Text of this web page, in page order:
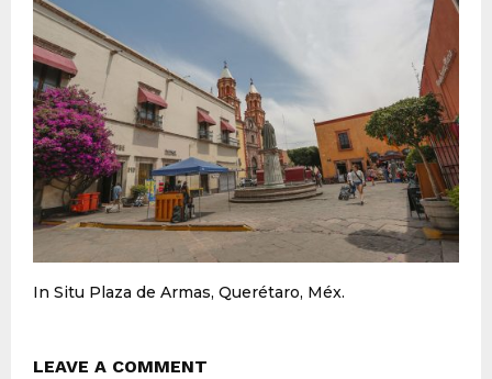
In Situ Plaza de Armas, Querétaro, Méx.
LEAVE A COMMENT